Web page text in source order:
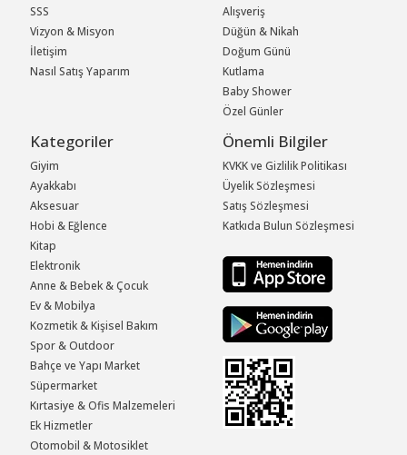
SSS
Vizyon & Misyon
İletişim
Nasıl Satış Yaparım
Alışveriş
Düğün & Nikah
Doğum Günü
Kutlama
Baby Shower
Özel Günler
Kategoriler
Giyim
Ayakkabı
Aksesuar
Hobi & Eğlence
Kitap
Elektronik
Anne & Bebek & Çocuk
Ev & Mobilya
Kozmetik & Kişisel Bakım
Spor & Outdoor
Bahçe ve Yapı Market
Süpermarket
Kırtasiye & Ofis Malzemeleri
Ek Hizmetler
Otomobil & Motosiklet
Önemli Bilgiler
KVKK ve Gizlilik Politikası
Üyelik Sözleşmesi
Satış Sözleşmesi
Katkıda Bulun Sözleşmesi